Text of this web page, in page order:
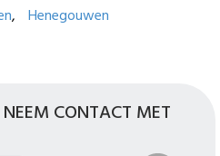
Henegouwen
CONTACT MET